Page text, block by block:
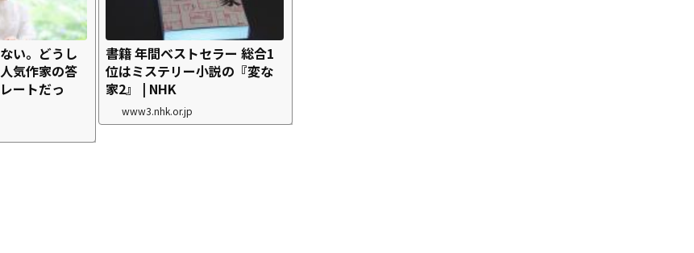
い。どうし
気作家の答
ートだっ
書籍 年間ベストセラー 総合1
位はミステリー小説の『変な
家2』 | NHK
www3.nhk.or.jp